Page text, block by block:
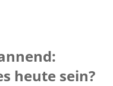
heute sein?